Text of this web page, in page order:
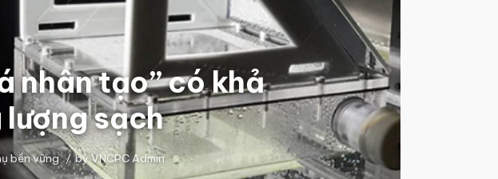
nhân tạo” có khả
sạch
bền vững / byVNCPC Admin